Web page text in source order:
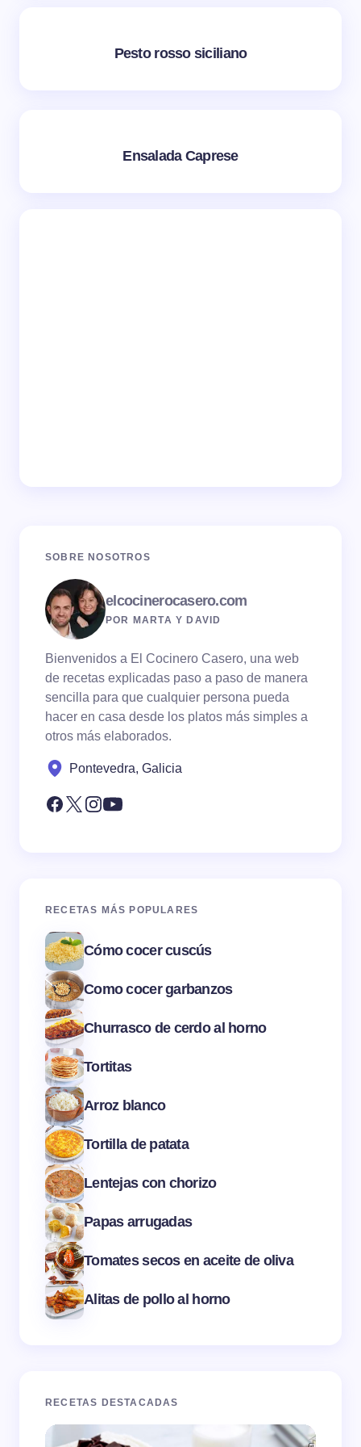
Pesto rosso siciliano
Ensalada Caprese
SOBRE NOSOTROS
elcocinerocasero.com
POR MARTA Y DAVID
Bienvenidos a El Cocinero Casero, una web
de recetas explicadas paso a paso de manera
sencilla para que cualquier persona pueda
hacer en casa desde los platos más simples a
otros más elaborados.
Pontevedra, Galicia
RECETAS MÁS POPULARES
Cómo cocer cuscús
Como cocer garbanzos
Churrasco de cerdo al horno
Tortitas
Arroz blanco
Tortilla de patata
Lentejas con chorizo
Papas arrugadas
Tomates secos en aceite de oliva
Alitas de pollo al horno
RECETAS DESTACADAS